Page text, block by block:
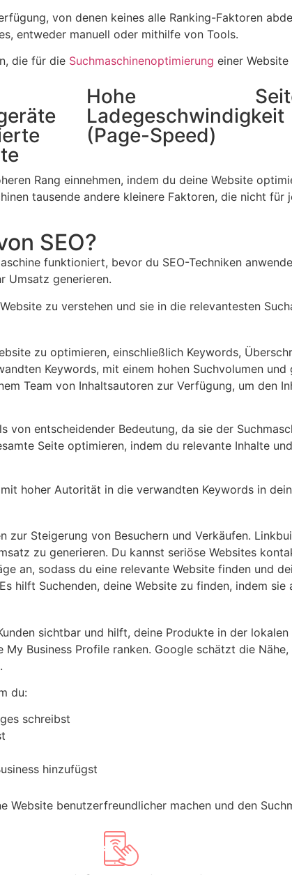
von denen keines alle Ranking-Faktoren
entweder manuell oder mithilfe von Tools.
die für die Suchmaschinenoptimierung einer
Hohe
Ladegeschwindigkeit
(Page-Speed)
Rang einnehmen, indem du deine Website
tausende andere kleinere Faktoren, die nicht
SEO?
funktioniert, bevor du SEO-Techniken
Umsatz generieren.
zu verstehen und sie in die relevantesten
zu optimieren, einschließlich Keywords,
Keywords, mit einem hohen Suchvolumen
Team von Inhaltsautoren zur Verfügung, um den
von entscheidender Bedeutung, da sie der
Seite optimieren, indem du relevante Inhalte
hoher Autorität in die verwandten Keywords in
zur Steigerung von Besuchern und Verkäufen.
zu generieren. Du kannst seriöse Websites
an, sodass du eine relevante Website finden und
hilft Suchenden, deine Website zu finden, indem sie
sichtbar und hilft, deine Produkte in der
Business Profile ranken. Google schätzt die
du:
schreibst
hinzufügst
Website benutzerfreundlicher machen und den